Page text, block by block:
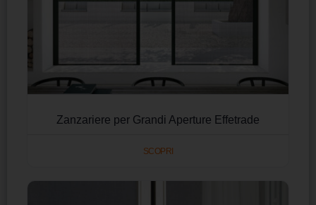
Zanzariere per Grandi Aperture Effetrade
SCOPRI